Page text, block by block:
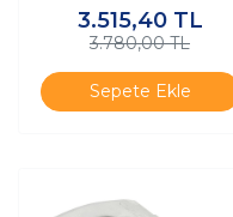
3.515,40 TL
3.780,00 TL
Sepete Ekle